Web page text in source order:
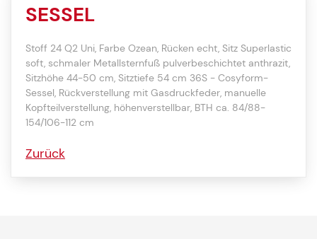
SESSEL
Stoff 24 Q2 Uni, Farbe Ozean, Rücken echt, Sitz Superlastic
soft, schmaler Metallsternfuß pulverbeschichtet anthrazit,
Sitzhöhe 44-50 cm, Sitztiefe 54 cm 36S - Cosyform-
Sessel, Rückverstellung mit Gasdruckfeder, manuelle
Kopfteilverstellung, höhenverstellbar, BTH ca. 84/88-
154/106-112 cm
Zurück